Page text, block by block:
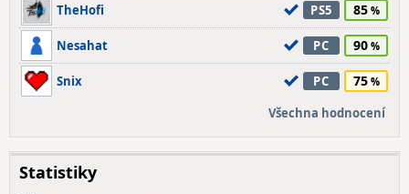
TheHofi PS5 85
Nesahat PC 90
Snix PC 75
Všechna hodnocení
Statistiky